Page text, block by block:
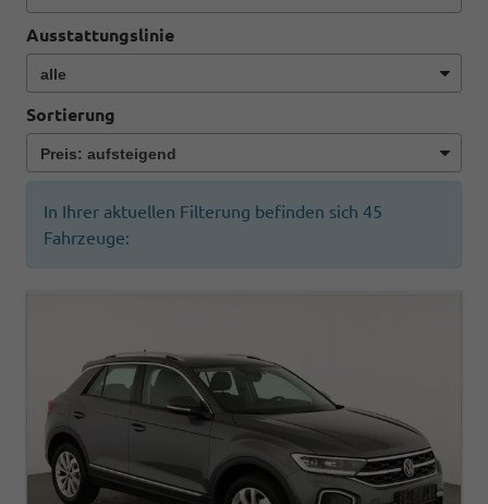
Ausstattungslinie
Sortierung
In Ihrer aktuellen Filterung befinden sich 45
Fahrzeuge: